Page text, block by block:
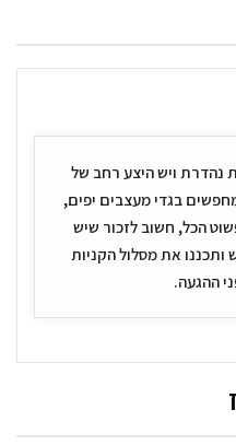
נהדרת ויש היצע רחב של
בגדי מעצבים יפים,
הכל, חשוב לזכור שיש
את מסלול הקניות
ההגעה.